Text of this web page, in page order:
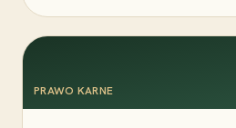
PRAWO KARNE